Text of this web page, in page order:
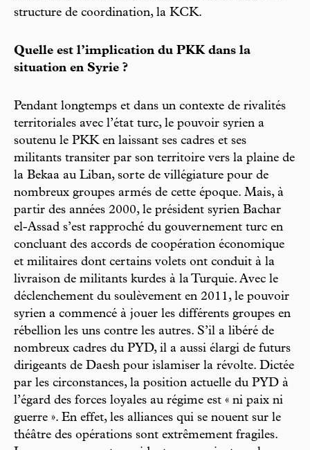
structure de coordination, la KCK.
Quelle est l’implication du PKK dans la
situation en Syrie ?
Pendant longtemps et dans un contexte de rivalités
territoriales avec l’état turc, le pouvoir syrien a
soutenu le PKK en laissant ses cadres et ses
militants transiter par son territoire vers la plaine de
la Bekaa au Liban, sorte de villégiature pour de
nombreux groupes armés de cette époque. Mais, à
partir des années 2000, le président syrien Bachar
el-Assad s’est rapproché du gouvernement turc en
concluant des accords de coopération économique
et militaires dont certains volets ont conduit à la
livraison de militants kurdes à la Turquie. Avec le
déclenchement du soulèvement en 2011, le pouvoir
syrien a commencé à jouer les différents groupes en
rébellion les uns contre les autres. S’il a libéré de
nombreux cadres du PYD, il a aussi élargi de futurs
dirigeants de Daesh pour islamiser la révolte. Dictée
par les circonstances, la position actuelle du PYD à
l’égard des forces loyales au régime est « ni paix ni
guerre ». En effet, les alliances qui se nouent sur le
théâtre des opérations sont extrêmement fragiles.